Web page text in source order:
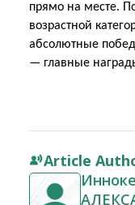
прямо на месте.
возрастной
абсолютные
— главные
Article